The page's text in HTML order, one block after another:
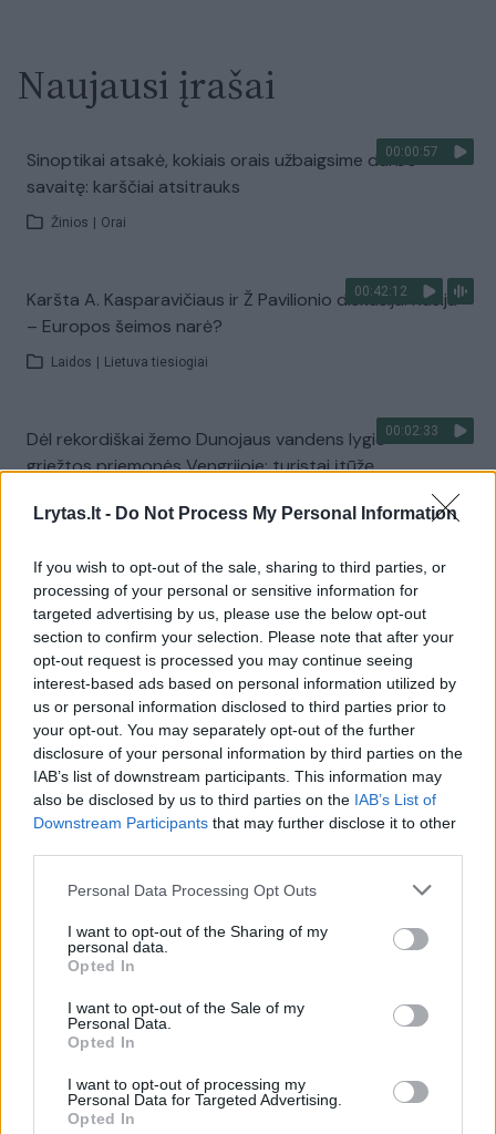
Lrytas.lt - Do Not Process My Personal Information
If you wish to opt-out of the sale, sharing to third parties, or
processing of your personal or sensitive information for
targeted advertising by us, please use the below opt-out
section to confirm your selection. Please note that after your
opt-out request is processed you may continue seeing
interest-based ads based on personal information utilized by
us or personal information disclosed to third parties prior to
your opt-out. You may separately opt-out of the further
disclosure of your personal information by third parties on the
IAB’s list of downstream participants. This information may
also be disclosed by us to third parties on the IAB’s List of
Downstream Participants that may further disclose it to other
Personal Data Processing Opt Outs
I want to opt-out of the Sharing of my
personal data.
Opted In
I want to opt-out of the Sale of my
Personal Data.
Opted In
I want to opt-out of processing my
Personal Data for Targeted Advertising.
Opted In
Naujausi įrašai
00:00:57
Sinoptikai atsakė, kokiais orais užbaigsime darbo
savaitę: karščiai atsitrauks
Žinios Orai
00:42:12
Karšta A. Kasparavičiaus ir Ž Pavilionio diskusija: Rusija
– Europos šeimos narė?
Laidos Lietuva tiesiogiai
00:02:33
Dėl rekordiškai žemo Dunojaus vandens lygio –
griežtos priemonės Vengrijoje: turistai įtūžę
00:04:00
Kuprines pasvėrę specialistai įspėja apie pavojingą
įprotį: tą daro daugiau nei pusė pradinukų
Žinios | Lietuvos diena
Visi įrašai
Žiūrimiausi įrašai
00:00:30
Vaizdai iš tragiškos avarijos Vilniaus r.: dviejų moterų ir
vaiko gyvybių išgelbėti nepavyko
Žinios | Lietuvos diena
00:00:57
Savaitės vidurys nusimato karštas: temperatūra kils iki
Žinios | Orai